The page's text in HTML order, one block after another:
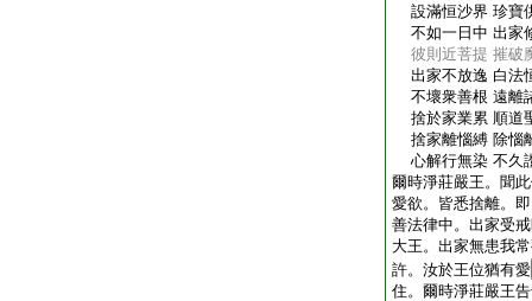
設滿恒沙界 珍寶
不如一日中 出家
彼則近菩提 摧破
出家不放逸 白法
不壞衆善根 遠離
捨於家業累 順道
捨家離惱縛 除惱
心解行無染 不久
爾時淨莊嚴王。聞
愛欲。皆悉捨離。
善法律中。出家受
大王。出家無患我
許。汝於王位猶有愛
住。爾時淨莊嚴王